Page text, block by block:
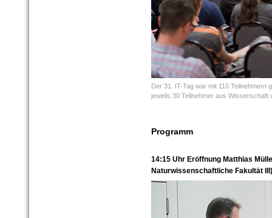
Der 31. IT-Tag war mit 110 Teilnehmern
jeweils 30 Teilnehmer aus Wissenschaft
Programm
14:15 Uhr Eröffnung Matthias
Naturwissenschaftliche Fakultät III)